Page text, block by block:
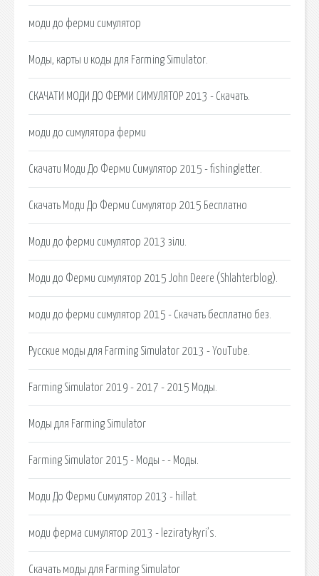
моди до ферми симулятор
Моды, карты и коды для Farming Simulator.
СКАЧАТИ МОДИ ДО ФЕРМИ СИМУЛЯТОР 2013 - Скачать.
моди до симулятора ферми
Скачати Моди До Ферми Симулятор 2015 - fishingletter.
Скачать Моди До Ферми Симулятор 2015 Бесплатно
Моди до ферми симулятор 2013 зіли.
Моди до Ферми симулятор 2015 John Deere (Shlahterblog).
моди до ферми симулятор 2015 - Скачать бесплатно без.
Русские моды для Farming Simulator 2013 - YouTube.
Farming Simulator 2019 - 2017 - 2015 Моды.
Моды для Farming Simulator
Farming Simulator 2015 - Моды - - Моды.
Моди До Ферми Симулятор 2013 - hillat.
моди ферма симулятор 2013 - leziratykyri’s.
Скачать моды для Farming Simulator